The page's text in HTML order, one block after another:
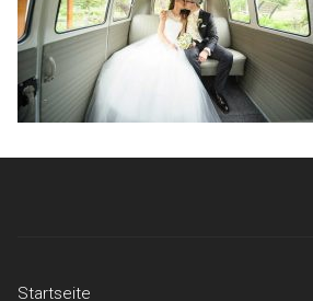
Startseite